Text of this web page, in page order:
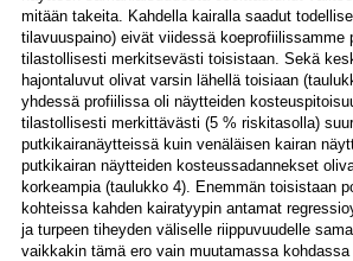
mitään takeita. Kahdella kairalla saadut
tilavuuspaino) eivät viidessä koeprofiilissamme
tilastollisesti merkitsevästi toisistaan. Sekä
hajontaluvut olivat varsin lähellä toisiaan
yhdessä profiilissa oli näytteiden
tilastollisesti merkittävästi (5 % riskitasolla)
putkikairanäytteissä kuin venäläisen kairan
putkikairan näytteiden kosteussadannekset
korkeampia (taulukko 4). Enemmän toisistaan
kohteissa kahden kairatyypin antamat
ja turpeen tiheyden väliselle riippuvuudelle
vaikkakin tämä ero vain muutamassa